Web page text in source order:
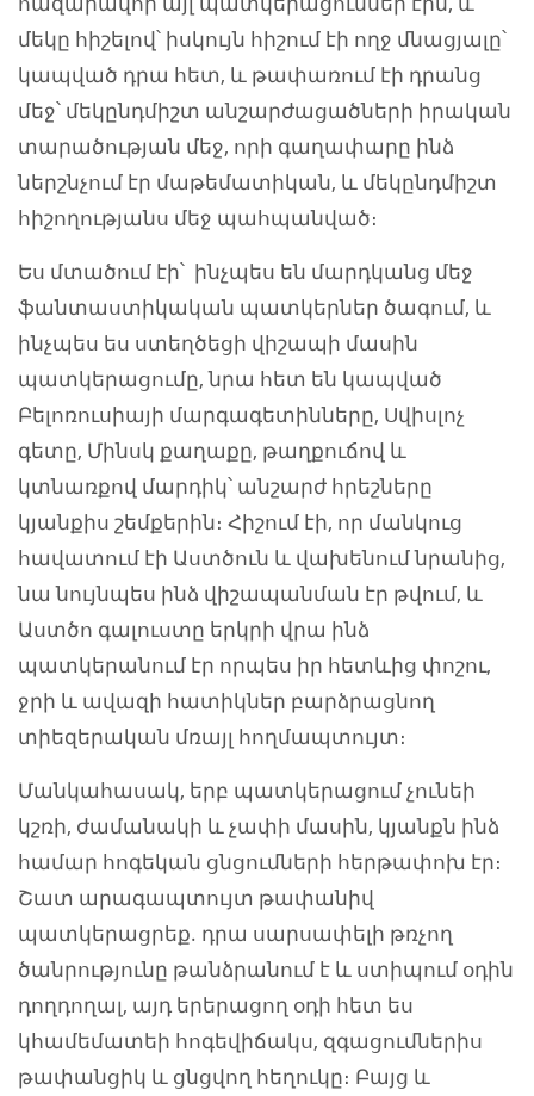
մեկը հիշելով՝ իսկույն հիշում էի ողջ մնացյալը՝
կապված դրա հետ, և թափառում էի դրանց
մեջ՝ մեկընդմիշտ անշարժացածների իրական
տարածության մեջ, որի գաղափարը ինձ
ներշնչում էր մաթեմատիկան, և մեկընդմիշտ
հիշողությանս մեջ պահպանված։
Ես մտածում էի՝ ինչպես են մարդկանց մեջ
ֆանտաստիկական պատկերներ ծագում, և
ինչպես ես ստեղծեցի վիշապի մասին
պատկերացումը, նրա հետ են կապված
Բելոռուսիայի մարգագետինները, Սվիսլոչ
գետը, Մինսկ քաղաքը, թաղքուճով և
կտնառքով մարդիկ՝ անշարժ հրեշները
կյանքիս շեմքերին։ Հիշում էի, որ մանկուց
հավատում էի Աստծուն և վախենում նրանից,
նա նույնպես ինձ վիշապանման էր թվում, և
Աստծո գալուստը երկրի վրա ինձ
պատկերանում էր որպես իր հետևից փոշու,
ջրի և ավազի հատիկներ բարձրացնող
տիեզերական մռայլ հողմապտույտ։
Մանկահասակ, երբ պատկերացում չունեի
կշռի, ժամանակի և չափի մասին, կյանքն ինձ
համար հոգեկան ցնցումների հերթափոխ էր։
Շատ արագապտույտ թափանիվ
պատկերացրեք. դրա սարսափելի թռչող
ծանրությունը թանձրանում է և ստիպում օդին
դողդողալ, այդ երերացող օդի հետ ես
կհամեմատեի հոգեվիճակս, զգացումներիս
թափանցիկ և ցնցվող հեղուկը։ Բայց և